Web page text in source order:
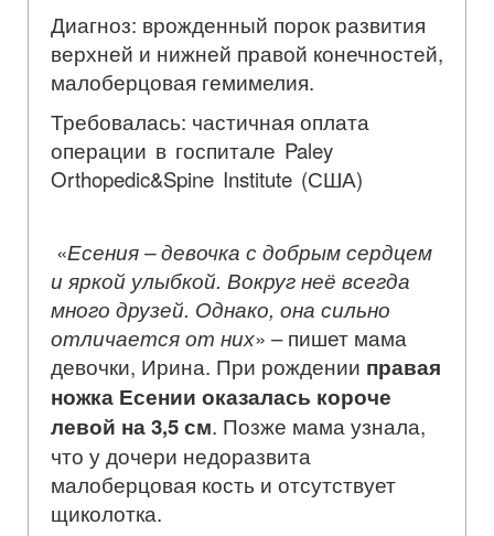
Диагноз: врожденный порок развития
верхней и нижней правой конечностей,
малоберцовая гемимелия.
Требовалась: частичная оплата
операции в госпитале Paley
Orthopedic&Spine Institute (США)
«Есения – девочка с добрым сердцем
и яркой улыбкой. Вокруг неё всегда
много друзей. Однако, она сильно
отличается от них» – пишет мама
девочки, Ирина. При рождении правая
ножка Есении оказалась короче
левой на 3,5 см. Позже мама узнала,
что у дочери недоразвита
малоберцовая кость и отсутствует
щиколотка.